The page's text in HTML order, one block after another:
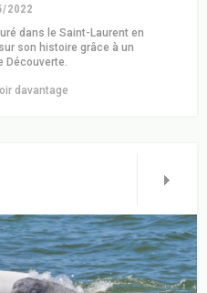
2022
dans le Saint-Laurent en
son histoire grâce à un
Découverte.
davantage